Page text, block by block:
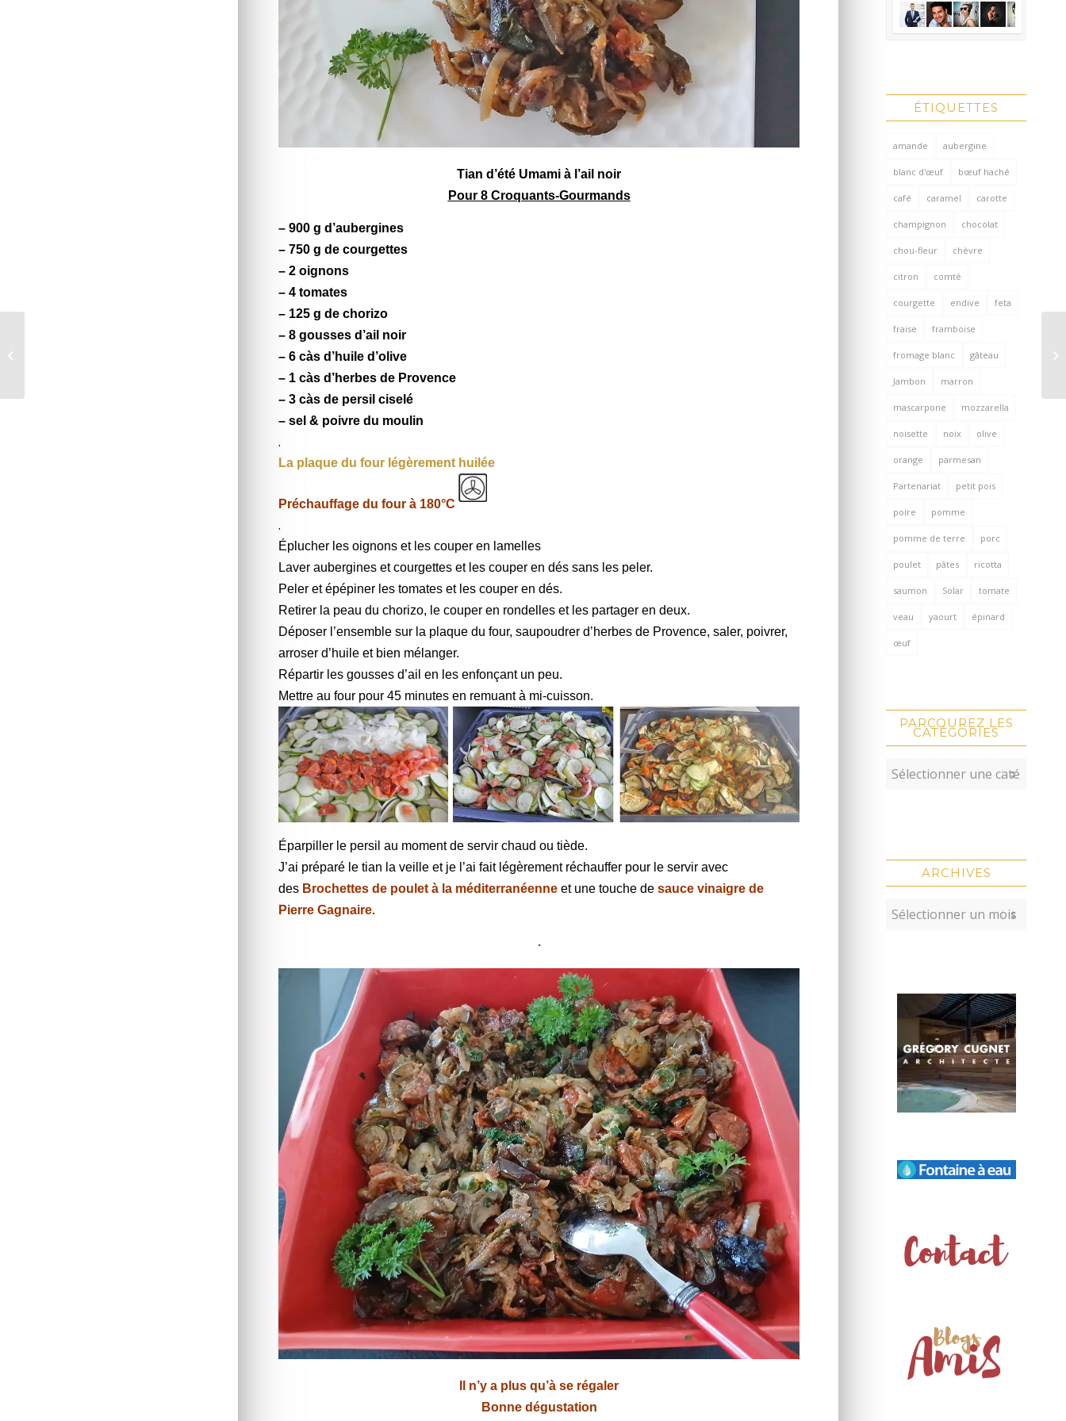
Tian d’été Umami à l’ail noir
Pour 8 Croquants-Gourmands
– 900 g d’aubergines
– 750 g de courgettes
– 2 oignons
– 4 tomates
– 125 g de chorizo
– 8 gousses d’ail noir
– 6 càs d’huile d’olive
– 1 càs d’herbes de Provence
– 3 càs de persil ciselé
– sel & poivre du moulin
.
La plaque du four légèrement huilée
Préchauffage du four à 180°C
.
Éplucher les oignons et les couper en lamelles
Laver aubergines et courgettes et les couper en dés sans les peler.
Peler et épépiner les tomates et les couper en dés.
Retirer la peau du chorizo, le couper en rondelles et les partager en deux.
Déposer l’ensemble sur la plaque du four, saupoudrer d’herbes de Provence, saler, poivrer,
arroser d’huile et bien mélanger.
Répartir les gousses d’ail en les enfonçant un peu.
Mettre au four pour 45 minutes en remuant à mi-cuisson.
Éparpiller le persil au moment de servir chaud ou tiède.
J’ai préparé le tian la veille et je l’ai fait légèrement réchauffer pour le servir avec
des Brochettes de poulet à la méditerranéenne et une touche de sauce vinaigre de
Pierre Gagnaire.
.
Il n’y a plus qu’à se régaler
Bonne dégustation
ÉTIQUETTES
amande aubergine
blanc d'œuf bœuf haché
café caramel carotte
champignon chocolat
chou-fleur chèvre
citron comté
courgette endive feta
fraise framboise
fromage blanc gâteau
Jambon marron
mascarpone mozzarella
noisette noix olive
orange parmesan
Partenariat petit pois
poire pomme
pomme de terre porc
poulet pâtes ricotta
saumon Solar tomate
veau yaourt épinard
œuf
PARCOUREZ LES
CATÉGORIES
ARCHIVES